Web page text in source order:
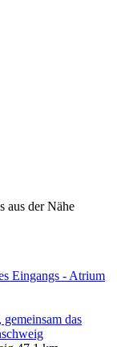
aus der Nähe